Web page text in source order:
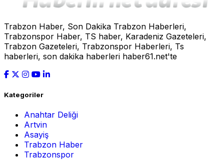
Trabzon Haber, Son Dakika Trabzon Haberleri,
Trabzonspor Haber, TS haber, Karadeniz Gazeteleri,
Trabzon Gazeteleri, Trabzonspor Haberleri, Ts
haberleri, son dakika haberleri haber61.net'te
Kategoriler
Anahtar Deliği
Artvin
Asayiş
Trabzon Haber
Trabzonspor